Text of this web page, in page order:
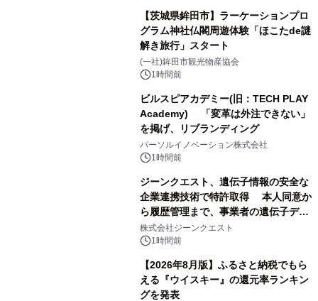
【茨城県鉾田市】ラーケーションプロ
グラム神社仏閣周遊体験「ほこたde謎
解き旅行」スタート
(一社)鉾田市観光物産協会
1時間前
ビルスピアカデミー(旧：TECH PLAY
Academy) 「変革は外注できない」
を掲げ、リブランディング
パーソルイノベーション株式会社
1時間前
ジーンクエスト、遺伝子情報の安全な
企業連携技術で特許取得 本人同意か
ら履歴管理まで、事業者の遺伝子デー
タ活用を支援
株式会社ジーンクエスト
1時間前
【2026年8月版】ふるさと納税でもら
える『ウイスキー』の還元率ランキン
グを発表